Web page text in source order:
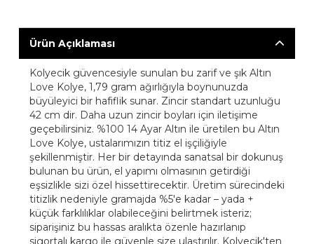
Ürün Açıklaması
Kolyecik güvencesiyle sunulan bu zarif ve şık Altın
Love Kolye, 1,79 gram ağırlığıyla boynunuzda
büyüleyici bir hafiflik sunar. Zincir standart uzunluğu
42 cm dir. Daha uzun zincir boyları için iletişime
geçebilirsiniz. %100 14 Ayar Altın ile üretilen bu Altın
Love Kolye, ustalarımızın titiz el işçiliğiyle
şekillenmiştir. Her bir detayında sanatsal bir dokunuş
bulunan bu ürün, el yapımı olmasının getirdiği
eşsizlikle sizi özel hissettirecektir. Üretim sürecindeki
titizlik nedeniyle gramajda %5'e kadar – yada +
küçük farklılıklar olabileceğini belirtmek isteriz;
siparişiniz bu hassas aralıkta özenle hazırlanıp